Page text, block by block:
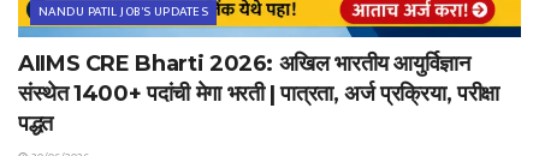
NANDU PATIL JOB'S UPDATES
AIIMS CRE Bharti 2026: अखिल भारतीय आयुर्विज्ञान
संस्थेत 1400+ पदांची मेगा भरती | पात्रता, अर्ज प्रक्रिया, परीक्षा
पद्धत